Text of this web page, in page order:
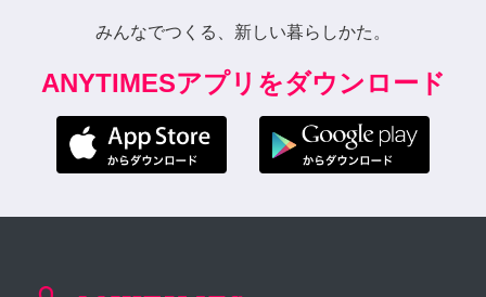
みんなでつくる、新しい暮らしかた。
ANYTIMESアプリをダウンロード